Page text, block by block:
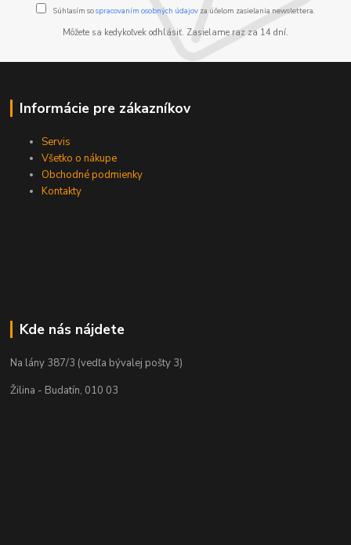
Súhlasím sospracovaním osobných údajov za účelom zasielania newslettera.
Môžete sa kedykoľvek odhlásiť. Zasielame raz za 14 dní.
Informácie pre zákazníkov
Servis
Všetko o nákupe
Obchodné podmienky
Kontakty
Kde nás nájdete
Na lány 387/3 (vedľa bývalej pošty 3)
Žilina - Budatín, 010 03